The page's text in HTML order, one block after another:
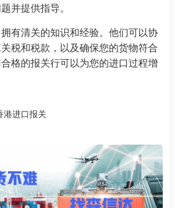
并提供指导。
有清关的知识和经验。他们可以协
税和税款，以及确保您的货物符合
格的报关行可以为您的进口过程增
港进口报关